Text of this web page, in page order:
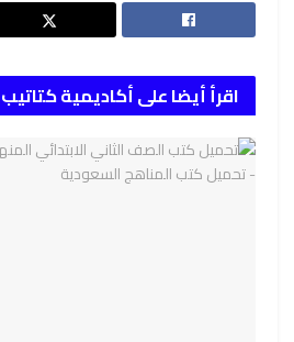
اقرأ أيضا على أكاديمية كتاتيب